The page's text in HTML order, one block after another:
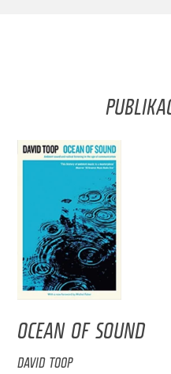
OCEAN OF SOUND
DAVID TOOP